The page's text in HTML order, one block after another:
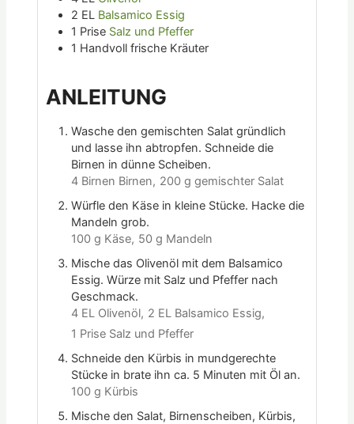
2 EL Balsamico Essig
1 Prise Salz und Pfeffer
1 Handvoll frische Kräuter
ANLEITUNG
Wasche den gemischten Salat gründlich
und lasse ihn abtropfen. Schneide die
Birnen in dünne Scheiben.
4 Birnen Birnen, 200 g gemischter Salat
Würfle den Käse in kleine Stücke. Hacke die
Mandeln grob.
100 g Käse, 50 g Mandeln
Mische das Olivenöl mit dem Balsamico
Essig. Würze mit Salz und Pfeffer nach
Geschmack.
4 EL Olivenöl, 2 EL Balsamico Essig,
1 Prise Salz und Pfeffer
Schneide den Kürbis in mundgerechte
Stücke in brate ihn ca. 5 Minuten mit Öl an.
100 g Kürbis
Mische den Salat, Birnenscheiben, Kürbis,